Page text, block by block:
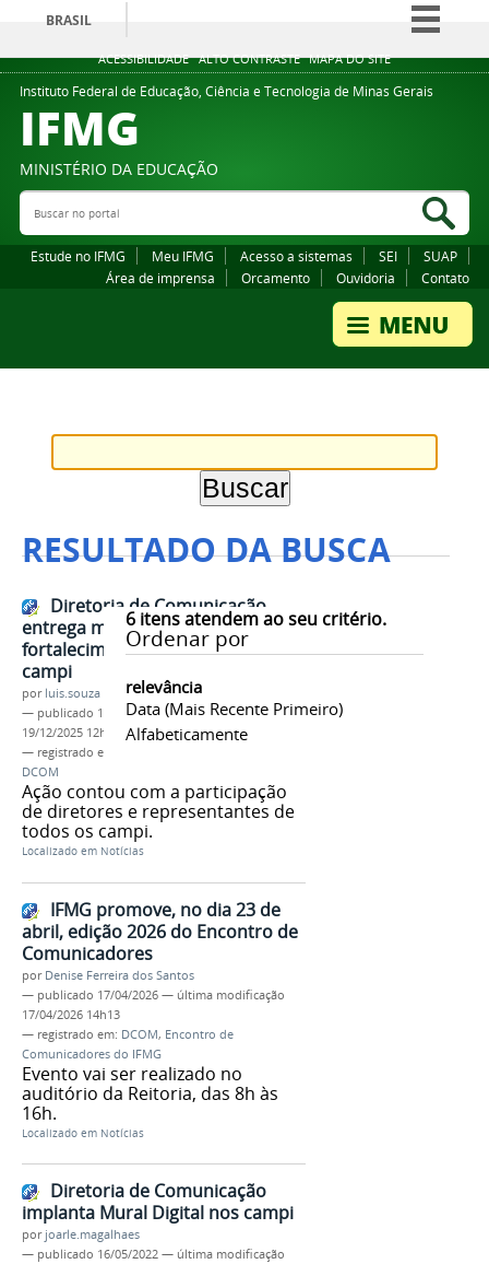
ACESSIBILIDADE ALTO CONTRASTE MAPA DO SITE
BRASIL
Simplifique!
Comunica BR
Legislação
Instituto Federal de Educação, Ciência e Tecnologia de Minas Gerais
IFMG
MINISTÉRIO DA EDUCAÇÃO
Buscar no portal
Estude no IFMG Meu IFMG Acesso a sistemas SEI
SUAP
Área de imprensa
Orcamento Ouvidoria Contato
RESULTADO DA BUSCA
6itens atendem ao seu critério.
Ordenar por
relevância
Data (mais Recente Primeiro)
Alfabeticamente
Diretoria de Comunicação
entrega material de
fortalecimento da marca IFMG aos
campi
por luis.souza
— publicado 18/12/2025 —última modificação
19/12/2025 12h22
— registrado em:
DCOM
Ação contou com a participação
de diretores e representantes de
todos os campi.
Localizado em Notícias
IFMG promove, no dia 23 de
abril, edição 2026 do Encontro de
Comunicadores
por Denise Ferreira dos Santos
— publicado 17/04/2026 — última modificação
17/04/2026 14h13
— registrado em: DCOM, Encontro de
Comunicadores do IFMG
Evento vai ser realizado no
auditório da Reitoria, das 8h às
16h.
Localizado em Notícias
Diretoria de Comunicação
implanta Mural Digital nos campi
por joarle.magalhaes
— publicado 16/05/2022 — última modificação